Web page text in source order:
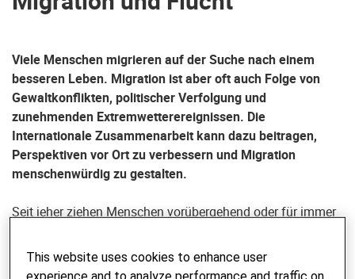
Viele Menschen migrieren auf der Suche nach einem
besseren Leben. Migration ist aber oft auch Folge von
Gewaltkonflikten, politischer Verfolgung und
zunehmenden Extremwetterereignissen. Die
Internationale Zusammenarbeit kann dazu beitragen,
Perspektiven vor Ort zu verbessern und Migration
menschenwürdig zu gestalten.
Seit jeher ziehen Menschen vorübergehend oder für immer
Wohin sie migrieren, hängt zum einen von den eigenen
Möglichkeiten ab, zum andern von den politischen und
This website uses cookies to enhance user